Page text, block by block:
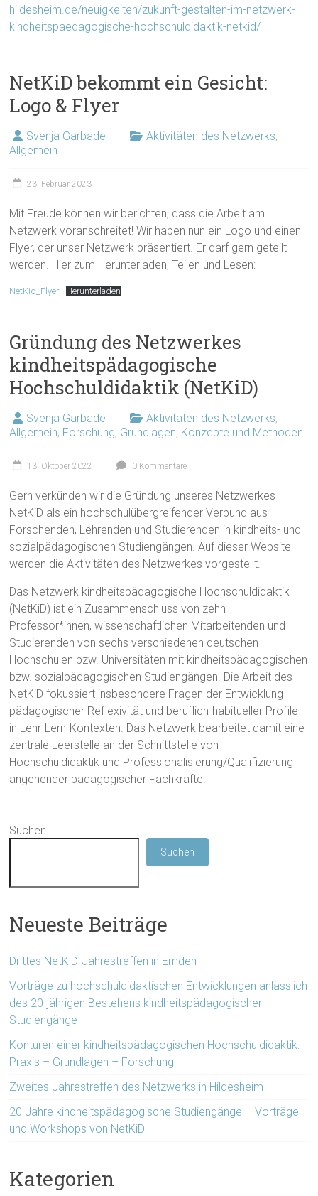
hildesheim.de/neuigkeiten/zukunft-gestalten-im-netzwerk-
kindheitspaedagogische-hochschuldidaktik-netkid/
NetKiD bekommt ein Gesicht:
Logo & Flyer
Svenja Garbade Aktivitäten des Netzwerks,
Allgemein
23. Februar 2023
Mit Freude können wir berichten, dass die Arbeit am
Netzwerk voranschreitet! Wir haben nun ein Logo und einen
Flyer, der unser Netzwerk präsentiert. Er darf gern geteilt
werden. Hier zum Herunterladen, Teilen und Lesen:
NetKid_Flyer Herunterladen
Gründung des Netzwerkes
kindheitspädagogische
Hochschuldidaktik (NetKiD)
Svenja Garbade Aktivitäten des Netzwerks,
Allgemein, Forschung, Grundlagen, Konzepte und Methoden
13. Oktober 2022 0 Kommentare
Gern verkünden wir die Gründung unseres Netzwerkes
NetKiD als ein hochschulübergreifender Verbund aus
Forschenden, Lehrenden und Studierenden in kindheits- und
sozialpädagogischen Studiengängen. Auf dieser Website
werden die Aktivitäten des Netzwerkes vorgestellt.
Das Netzwerk kindheitspädagogische Hochschuldidaktik
(NetKiD) ist ein Zusammenschluss von zehn
Professor*innen, wissenschaftlichen Mitarbeitenden und
Studierenden von sechs verschiedenen deutschen
Hochschulen bzw. Universitäten mit kindheitspädagogischen
bzw. sozialpädagogischen Studiengängen. Die Arbeit des
NetKiD fokussiert insbesondere Fragen der Entwicklung
pädagogischer Reflexivität und beruflich-habitueller Profile
in Lehr-Lern-Kontexten. Das Netzwerk bearbeitet damit eine
zentrale Leerstelle an der Schnittstelle von
Hochschuldidaktik und Professionalisierung/Qualifizierung
angehender pädagogischer Fachkräfte.
Suchen
Suchen
Neueste Beiträge
Drittes NetKiD-Jahrestreffen in Emden
Vorträge zu hochschuldidaktischen Entwicklungen anlässlich
des 20-jährigen Bestehens kindheitspädagogischer
Studiengänge
Konturen einer kindheitspädagogischen Hochschuldidaktik:
Praxis – Grundlagen – Forschung
Zweites Jahrestreffen des Netzwerks in Hildesheim
20 Jahre kindheitspädagogische Studiengänge – Vorträge
und Workshops von NetKiD
Kategorien